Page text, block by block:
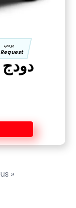
يومي
Request
دودج
« Previous